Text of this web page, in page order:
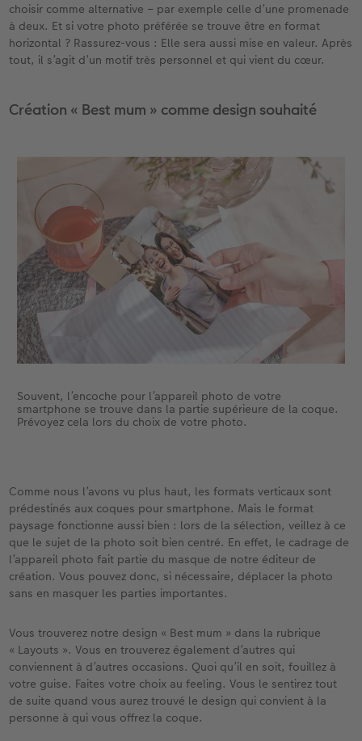
choisir comme alternative – par exemple celle d’une promenade
à deux. Et si votre photo préférée se trouve être en format
horizontal ? Rassurez-vous : Elle sera aussi mise en valeur. Après
tout, il s’agit d’un motif très personnel et qui vient du cœur.
Création « Best mum » comme design souhaité
Souvent, l’encoche pour l’appareil photo de votre
smartphone se trouve dans la partie supérieure de la coque.
Prévoyez cela lors du choix de votre photo.
Comme nous l’avons vu plus haut, les formats verticaux sont
prédestinés aux coques pour smartphone. Mais le format
paysage fonctionne aussi bien : lors de la sélection, veillez à ce
que le sujet de la photo soit bien centré. En effet, le cadrage de
l’appareil photo fait partie du masque de notre éditeur de
création. Vous pouvez donc, si nécessaire, déplacer la photo
sans en masquer les parties importantes.
Vous trouverez notre design « Best mum » dans la rubrique
« Layouts ». Vous en trouverez également d’autres qui
conviennent à d’autres occasions. Quoi qu’il en soit, fouillez à
votre guise. Faites votre choix au feeling. Vous le sentirez tout
de suite quand vous aurez trouvé le design qui convient à la
personne à qui vous offrez la coque.